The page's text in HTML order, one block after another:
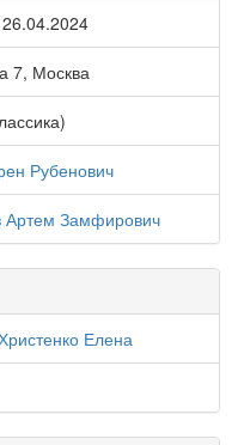
7, Москва
Рубенович
Артем Замфирович
Елена